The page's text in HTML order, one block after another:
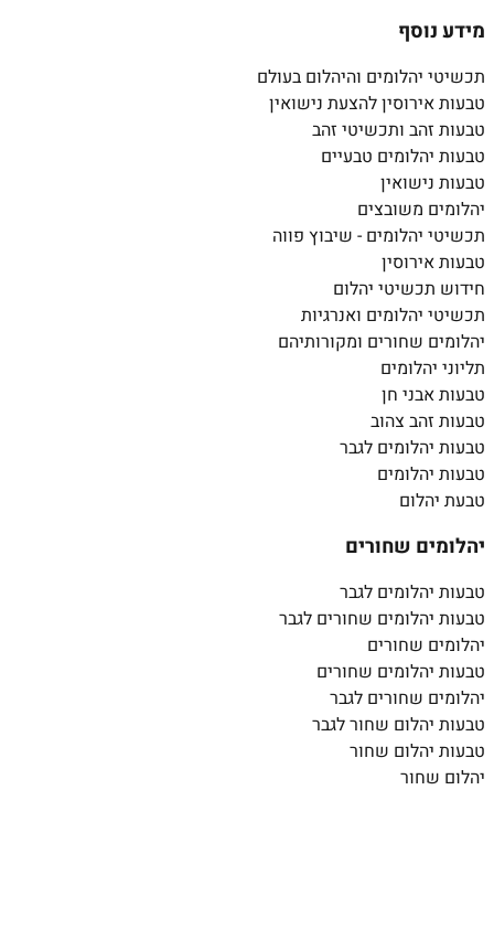
מידע נוסף
תכשיטי יהלומים והיהלום בעולם
טבעות אירוסין להצעת נישואין
טבעות זהב ותכשיטי זהב
טבעות יהלומים טבעיים
טבעות נישואין
יהלומים משובצים
תכשיטי יהלומים - שיבוץ פווה
טבעות אירוסין
חידוש תכשיטי יהלום
תכשיטי יהלומים ואנרגיות
יהלומים שחורים ומקורותיהם
תליוני יהלומים
טבעות אבני חן
טבעות זהב צהוב
טבעות יהלומים לגבר
טבעות יהלומים
טבעת יהלום
יהלומים שחורים
טבעות יהלומים לגבר
טבעות יהלומים שחורים לגבר
יהלומים שחורים
טבעות יהלומים שחורים
יהלומים שחורים לגבר
טבעות יהלום שחור לגבר
טבעות יהלום שחור
יהלום שחור